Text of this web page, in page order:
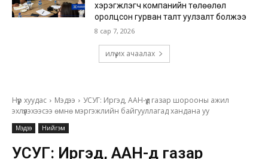
хэрэгжүүлэгч компанийн төлөөлөл
оролцсон гурван талт уулзалт болжээ
8 сар 7, 2026
илүү их ачаалах